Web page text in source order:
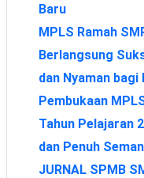
Baru
MPLS Ramah
Berlangsung
dan Nyaman bagi
Pembukaan
Tahun Pelajaran
dan Penuh
JURNAL SPMB